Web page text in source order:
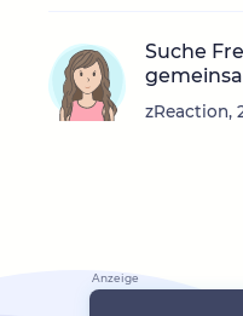
Suche
zReaction,